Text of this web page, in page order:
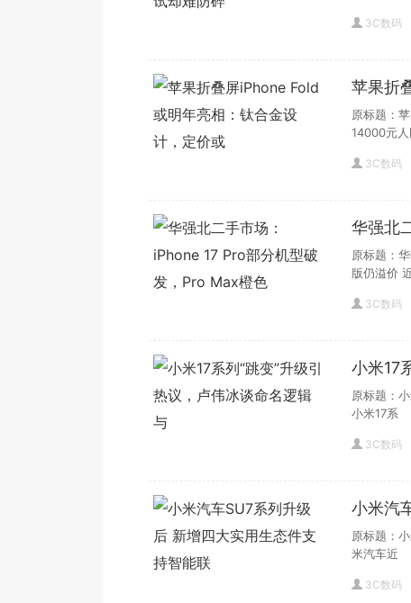
3C数码
苹果折
定价或
原标题：
14000元人
3C数码
华强北
Pro
原标题：
版仍溢价
3C数码
小米17
原标题：
小米17系
3C数码
小米汽
智能联
原标题：
米汽车近
3C数码